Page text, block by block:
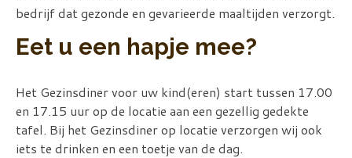
bedrijf dat gezonde en gevarieerde maaltijden verzorgt.
Eet u een hapje mee?
Het Gezinsdiner voor uw kind(eren) start tussen 17.00
en 17.15 uur op de locatie aan een gezellig gedekte
tafel. Bij het Gezinsdiner op locatie verzorgen wij ook
iets te drinken en een toetje van de dag.